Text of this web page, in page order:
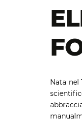
Nata nel